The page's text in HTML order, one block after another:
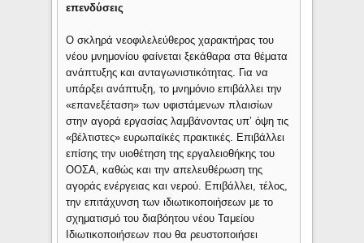
επενδύσεις
Ο σκληρά νεοφιλελεύθερος χαρακτήρας του
νέου μνημονίου φαίνεται ξεκάθαρα στα θέματα
ανάπτυξης και ανταγωνιστικότητας. Για να
υπάρξει ανάπτυξη, το μνημόνιο επιβάλλει την
«επανεξέταση» των υφιστάμενων πλαισίων
στην αγορά εργασίας λαμβάνοντας υπ’ όψη τις
«βέλτιστες» ευρωπαϊκές πρακτικές. Επιβάλλει
επίσης την υιοθέτηση της εργαλειοθήκης του
ΟΟΣΑ, καθώς και την απελευθέρωση της
αγοράς ενέργειας και νερού. Επιβάλλει, τέλος,
την επιτάχυνση των ιδιωτικοποιήσεων με το
σχηματισμό του διαβόητου νέου Ταμείου
Ιδιωτικοποιήσεων που θα ρευστοποιήσει